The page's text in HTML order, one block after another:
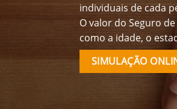
individuais de cada
O valor do Seguro
como a idade, o
SIMULAÇÃO